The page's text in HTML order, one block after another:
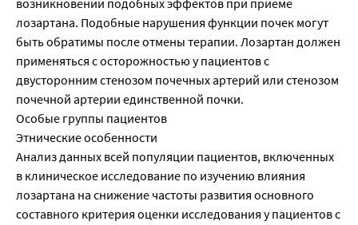
возникновении подобных эффектов при приеме
лозартана. Подобные нарушения функции почек могут
быть обратимы после отмены терапии. Лозартан должен
применяться с осторожностью у пациентов с
двусторонним стенозом почечных артерий или стенозом
почечной артерии единственной почки.
Особые группы пациентов
Этнические особенности
Анализ данных всей популяции пациентов, включенных
в клиническое исследование по изучению влияния
лозартана на снижение частоты развития основного
составного критерия оценки исследования у пациентов с